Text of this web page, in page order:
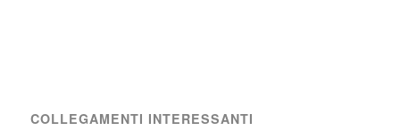
COLLEGAMENTI INTERESSANTI